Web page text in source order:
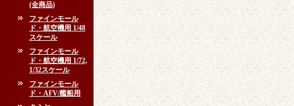
(全商品)
ファインモール
ド・航空機用 1/48
スケール
ファインモール
ド・航空機用 1/72,
1/32スケール
ファインモール
ド・AFV/艦船用